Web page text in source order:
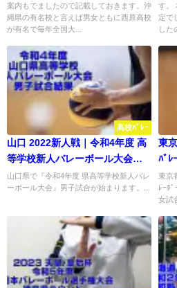
案内もでましたので記載しておきます。沖
縄県の有名校と言えば男女ともに西原高校
が有名で毎年全国大...
す。
定で
した
高校ﾊﾞﾚｰ
山口 2022新人戦｜令和4年度 高
等学校新人バレーボール大会
男子試合結果
山口県で『令和4年度 県高等学校新人バレ
ーボール大会』男子試合が始まります。...
東
ﾊﾞﾚ
ﾄﾞ
東京
ﾚｰﾎ
女試